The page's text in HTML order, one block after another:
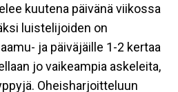
kuutena päivänä viikossa
luistelijoiden on
ja päiväjäille 1-2 kertaa
jo vaikeampia askeleita,
Oheisharjoitteluun